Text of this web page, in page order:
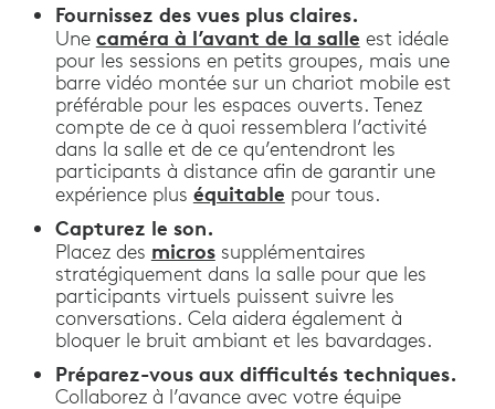
Fournissez des vues plus claires.
Une caméra à l’avant de la salle est idéale
pour les sessions en petits groupes, mais une
barre vidéo montée sur un chariot mobile est
préférable pour les espaces ouverts. Tenez
compte de ce à quoi ressemblera l’activité
dans la salle et de ce qu’entendront les
participants à distance afin de garantir une
expérience plus équitable pour tous.
Capturez le son.
Placez des microssupplémentaires
stratégiquement dans la salle pour que les
participants virtuels puissent suivre les
conversations. Cela aidera également à
bloquer le bruit ambiant et les bavardages.
Préparez-vous aux difficultés techniques.
Collaborez à l’avance avec votre équipe